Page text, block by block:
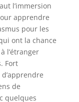
l’immersion
apprendre
pour les
ont la chance
l’étranger
Fort
de
quelques